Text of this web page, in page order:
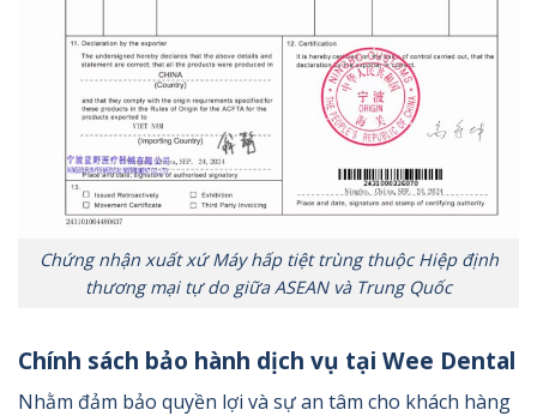
Chứng nhận xuất xứ Máy hấp tiệt trùng thuộc Hiệp định
thương mại tự do giữa ASEAN và Trung Quốc
Chính sách bảo hành dịch vụ tại Wee Dental
Nhằm đảm bảo quyền lợi và sự an tâm cho khách hàng